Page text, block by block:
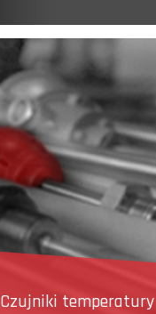
Czujniki temperatury